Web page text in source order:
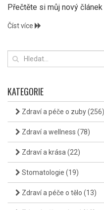
Přečtěte si můj nový
Číst více
KATEGORIE
Zdraví a péče o zuby(256)
Zdraví a wellness (78)
Zdraví a krása (22)
Stomatologie (19)
Zdraví a péče o tělo (13)